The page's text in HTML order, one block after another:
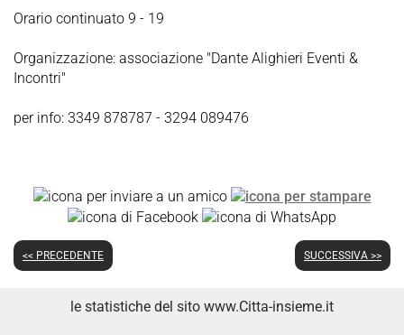
Orario continuato 9 - 19
Organizzazione: associazione "Dante Alighieri Eventi &
Incontri"
per info: 3349 878787 - 3294 089476
<< PRECEDENTE SUCCESSIVA >>
le statistiche del sito www.Citta-insieme.it